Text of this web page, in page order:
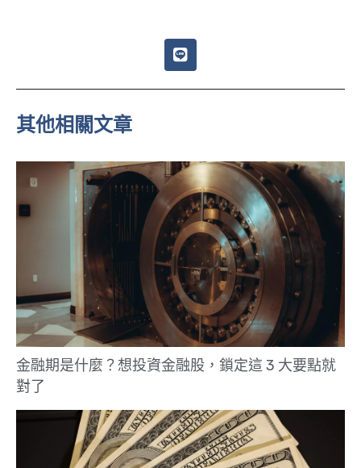
L
i
e
其他相關文章
金融期是什麼？想投資金融股，鎖定這 3 大要點就
對了